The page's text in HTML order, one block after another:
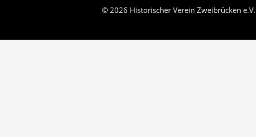
© 2026 Historischer Verein Zweibrücken e.V.